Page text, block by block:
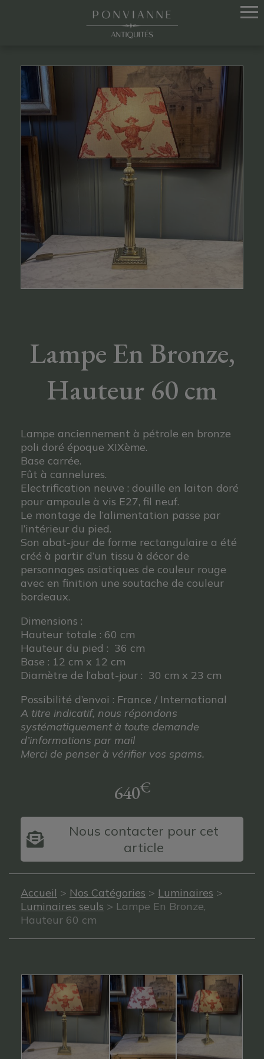
Lampe En Bronze,
Hauteur 60 cm
Lampe anciennement à pétrole en bronze
poli doré époque XIXème.
Base carrée.
Fût à cannelures.
Electrification neuve : douille en laiton doré
pour ampoule à vis E27, fil neuf.
Le montage de l’alimentation passe par
l’intérieur du pied.
Son abat-jour de forme rectangulaire a été
créé à partir d’un tissu à décor de
personnages asiatiques de couleur rouge
avec en finition une soutache de couleur
bordeaux.
Dimensions :
Hauteur totale : 60 cm
Hauteur du pied : 36 cm
Base : 12 cm x 12 cm
Diamètre de l’abat-jour : 30 cm x 23 cm
Possibilité d’envoi : France / International
A titre indicatif, nous répondons
systématiquement à toute demande
d’informations par mail
Merci de penser à vérifier vos spams.
640€
Nous contacter pour cet
article
Accueil > Nos Catégories > Luminaires >
Luminaires seuls > Lampe En Bronze,
Hauteur 60 cm